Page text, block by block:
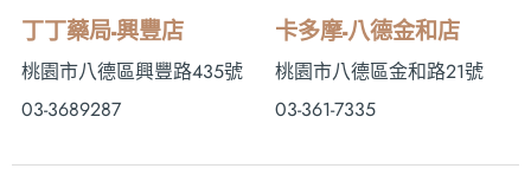
丁丁藥局-興豐店
桃園市八德區興豐路435號
03-3689287
卡多摩-八德金和店
桃園市八德區金和路21號
03-361-7335